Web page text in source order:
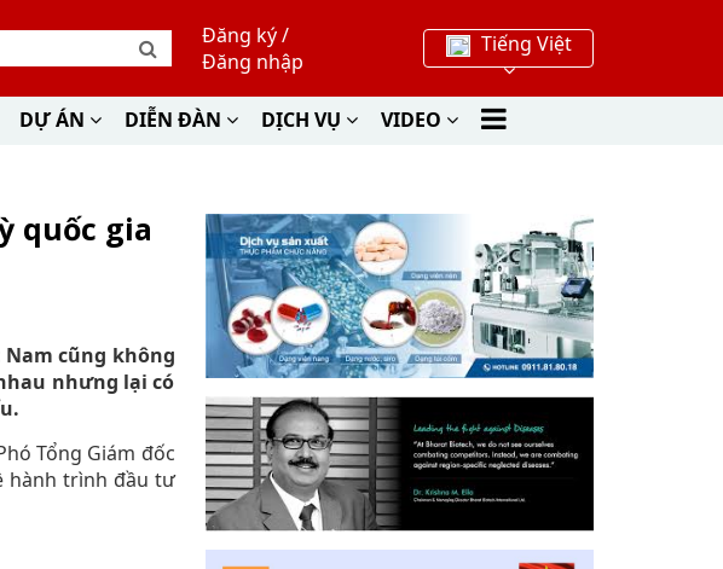
Đăng ký/
Đăng nhập
Tiếng Việt
DỰ ÁN DIỄN ĐÀN DỊCH VỤ
VIDEO
quốc gia
cũng không
nhưng lại có
Tổng Giám đốc
hành trình đầu tư